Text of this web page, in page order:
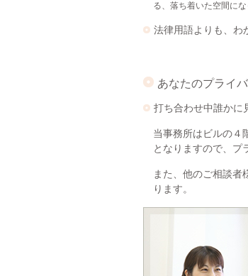
る、落ち着いた空間にな
法律用語よりも、わ
あなたのプライ
打ち合わせ中誰かに
当事務所はビルの４
となりますので、プ
また、他のご相談者
ります。